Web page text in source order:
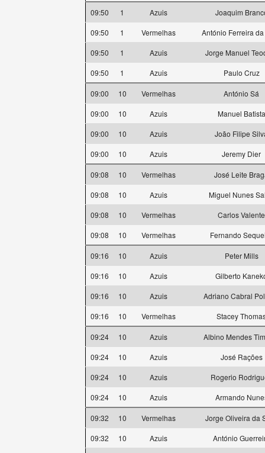
09:50 1 Azuis
Joaquim
09:50
1 Vermelhas
António Ferreira
09:50
1 Azuis
Jorge Manuel
09:50
1 Azuis Paulo Cruz
09:00 10 Vermelhas
António Sá
09:00
10 Azuis
Manuel Batista
09:00
10 Azuis
João Filipe
09:00
10 Azuis Jeremy Dier
09:08 10 Vermelhas
José Leite
09:08
10 Azuis
Miguel Nunes
09:08
10 Vermelhas
Carlos Valente
09:08
10 Vermelhas Fernando
09:16 10 Azuis
Peter Mills
09:16
10 Azuis
Gilberto
09:16
10 Azuis
Adriano Cabral
09:16
10 Vermelhas Stacey
09:24 10 Azuis
Albino Mendes
09:24
10 Azuis
José Rações
09:24
10 Azuis
Rogerio
09:24
10 Azuis Armando
09:32 10 Vermelhas
Jorge Oliveira da
09:32
10 Azuis
António